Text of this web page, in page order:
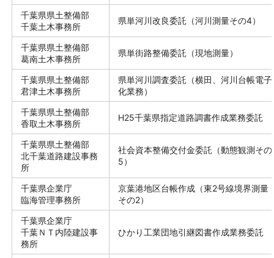
千葉県県土整備部
千葉土木事務所
県単河川改良委託（河川測量その4）
千葉県県土整備部
葛南土木事務所
県単街路整備委託（現地測量）
千葉県県土整備部
君津土木事務所
県単河川調査委託（横田、河川台帳電子
化業務）
千葉県県土整備部
香取土木事務所
H25千葉県指定道路調書作成業務委託
千葉県県土整備部
北千葉道路建設事務
所
社会資本整備交付金委託（動態観測その
5）
千葉県企業庁
臨海管理事務所
京葉港地区台帳作成（東2号線境界測量
その2）
千葉県企業庁
千葉ＮＴ内陸建設事
務所
ひかり工業団地引継図書作成業務委託